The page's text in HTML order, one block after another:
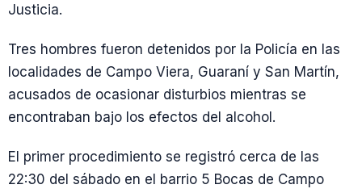
Justicia.
Tres hombres fueron detenidos por la Policía en las
localidades de Campo Viera, Guaraní y San Martín,
acusados de ocasionar disturbios mientras se
encontraban bajo los efectos del alcohol.
El primer procedimiento se registró cerca de las
22:30 del sábado en el barrio 5 Bocas de Campo